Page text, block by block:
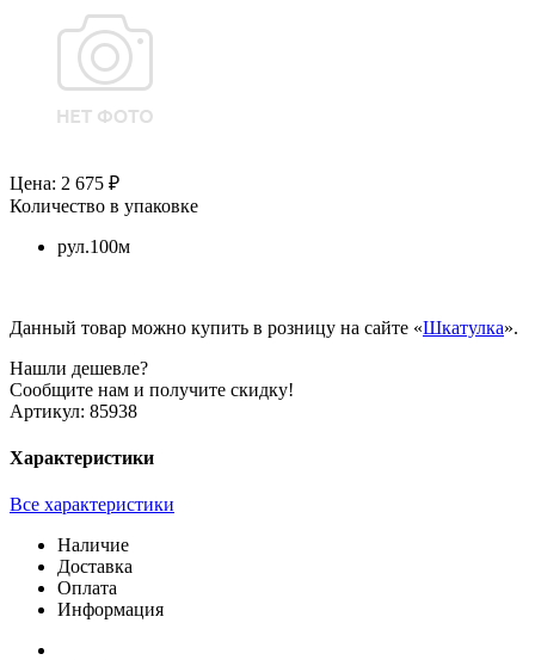
Цена: 2 675 ₽
Количество в упаковке
рул.100м
Данный товар можно купить в розницу на сайте «Шкатулка».
Нашли дешевле?
Сообщите нам и получите скидку!
Артикул: 85938
Характеристики
Все характеристики
Наличие
Доставка
Оплата
Информация